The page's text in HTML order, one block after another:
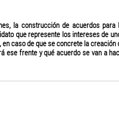
la construcción de acuerdos
que represente los intereses de
caso de que se concrete la
ese frente y qué acuerdo se van a